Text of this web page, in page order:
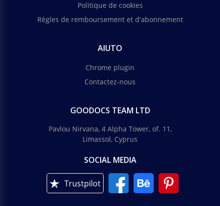
Politique de cookies
Règles de remboursement et d'abonnement
AIUTO
Chrome plugin
Contactez-nous
GOODOCS TEAM LTD
Pavlou Nirvana, 4 Alpha Tower, of. 11,
Limassol, Cyprus
SOCIAL MEDIA
Trustpilot